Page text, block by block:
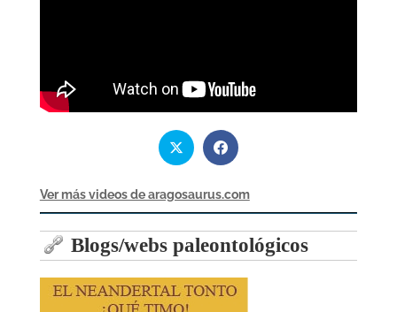
Ver más videos de aragosaurus.com
Blogs/webs paleontológicos